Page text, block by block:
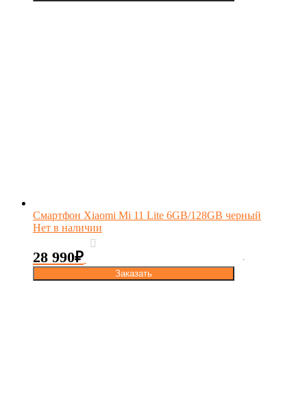
Смартфон Xiaomi Mi 11 Lite 6GB/128GB черный
Нет в наличии
28 990₽
Заказать